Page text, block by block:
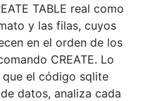
TABLE real como
y las filas, cuyos
en el orden de los
CREATE. Lo
el código sqlite
datos, analiza cada